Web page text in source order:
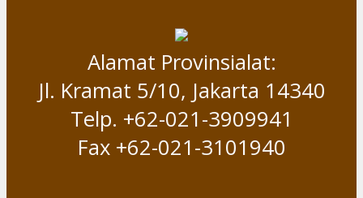
Alamat Provinsialat:
Jl. Kramat 5/10, Jakarta 14340
Telp. +62-021-3909941
Fax +62-021-3101940